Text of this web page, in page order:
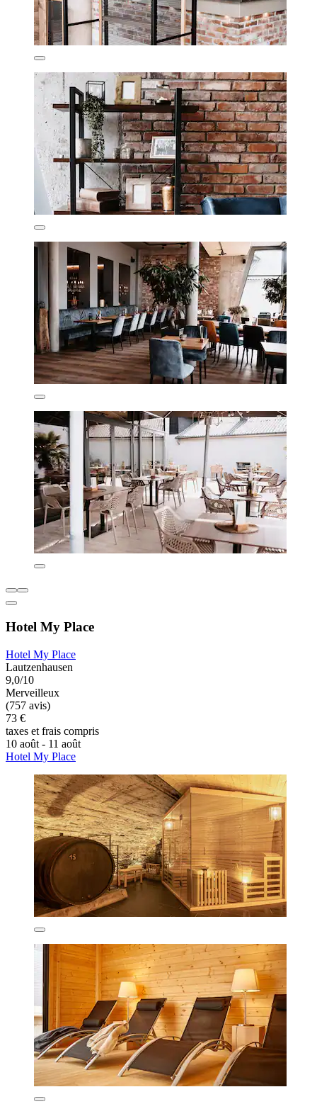
Hotel My Place
Hotel My Place
Lautzenhausen
9,0/10
Merveilleux
(757 avis)
73 €
taxes et frais compris
10 août - 11 août
Hotel My Place